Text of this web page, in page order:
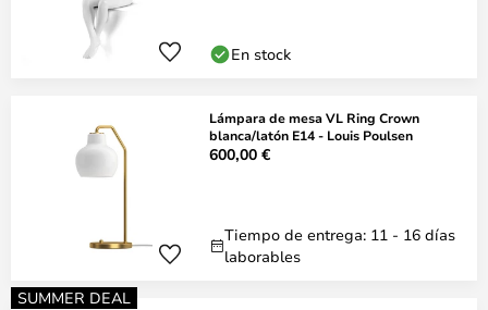
En stock
Lámpara de mesa VL Ring Crown
blanca/latón E14 - Louis Poulsen
600,00 €
Tiempo de entrega: 11 - 16 días
laborables
SUMMER DEAL